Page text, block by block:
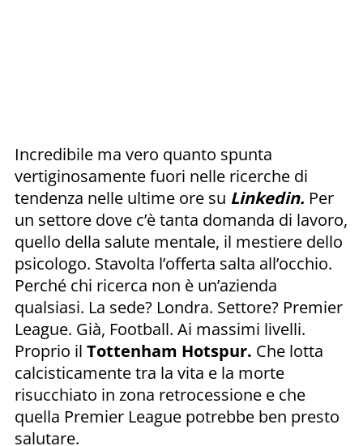
Incredibile ma vero quanto spunta
vertiginosamente fuori nelle ricerche di
tendenza nelle ultime ore su Linkedin. Per
un settore dove c’è tanta domanda di lavoro,
quello della salute mentale, il mestiere dello
psicologo. Stavolta l’offerta salta all’occhio.
Perché chi ricerca non è un’azienda
qualsiasi. La sede? Londra. Settore? Premier
League. Già, Football. Ai massimi livelli.
Proprio il Tottenham Hotspur. Che lotta
calcisticamente tra la vita e la morte
risucchiato in zona retrocessione e che
quella Premier League potrebbe ben presto
salutare.